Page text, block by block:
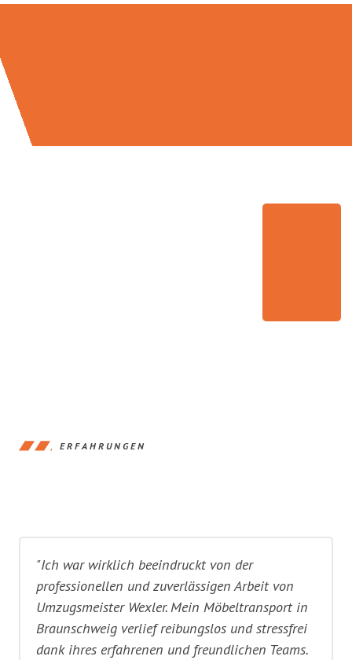
ERFAHRUNGEN
"Ich war wirklich beeindruckt von der
professionellen und zuverlässigen Arbeit von
Umzugsmeister Wexler. Mein Möbeltransport in
Braunschweig verlief reibungslos und stressfrei
dank ihres erfahrenen und freundlichen Teams.